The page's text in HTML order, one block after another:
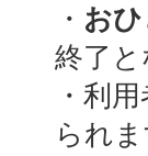
・ お
終了と
・利
られま